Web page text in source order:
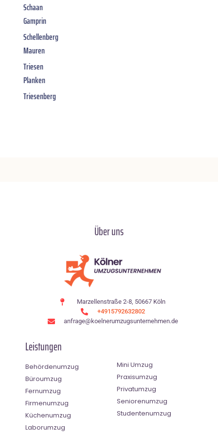
Schaan
Gamprin
Schellenberg
Mauren
Triesen
Planken
Triesenberg
Über uns
Marzellenstraße 2-8, 50667 Köln
+4915792632802
anfrage@koelnerumzugsunternehmen.de
Leistungen
Behördenumzug
Büroumzug
Fernumzug
Firmenumzug
Küchenumzug
Laborumzug
Mini Umzug
Praxisumzug
Privatumzug
Seniorenumzug
Studentenumzug